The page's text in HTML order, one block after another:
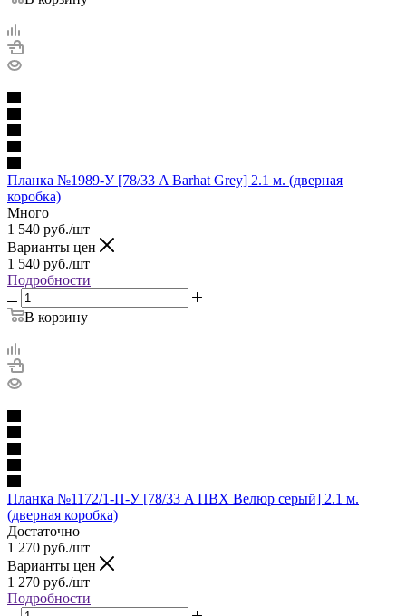
Планка №1989-У [78/33 A Barhat Grey] 2.1 м. (дверная
коробка)
Много
1 540 руб./шт
Варианты цен
1 540 руб./шт
Подробности
В корзину
Планка №1172/1-П-У [78/33 A ПВХ Велюр серый] 2.1 м.
(дверная коробка)
Достаточно
1 270 руб./шт
Варианты цен
1 270 руб./шт
Подробности